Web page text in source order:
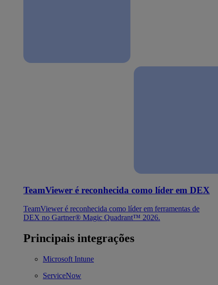
TeamViewer é reconhecida como líder em DEX
TeamViewer é reconhecida como líder em ferramentas de
DEX no Gartner® Magic Quadrant™ 2026.
Principais integrações
Microsoft Intune
ServiceNow